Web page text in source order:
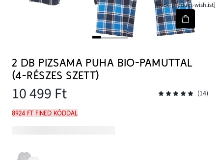
[node-product-wishlist]
2 DB PIZSAMA PUHA BIO-PAMUTTAL
(4-RÉSZES SZETT)
10 499 Ft (14)
8924 Ft FINED kóddal